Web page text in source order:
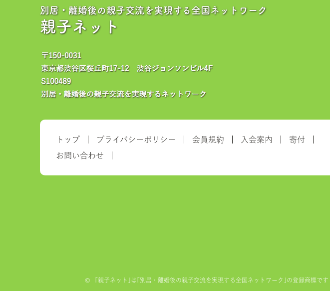
別居・離婚後の親子交流を実現する全国ネットワーク
親子ネット
トップ プライバシーポリシー 会員規約 入会案内
寄付
お問い合わせ
© 「親子ネット｣は｢別居・離婚後の親子交流を実現する全国ネットワーク｣の登録商標